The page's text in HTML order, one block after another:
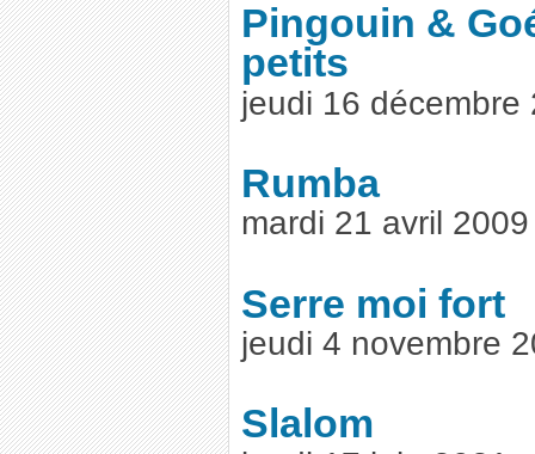
Pingouin &
petits
jeudi 16 décembre
Rumba
mardi 21 avril
Serre moi fort
jeudi 4 novembre
Slalom